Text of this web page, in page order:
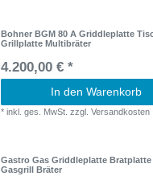
Bohner BGM 80 A Griddleplatte
Grillplatte Multibräter
4.200,00 € *
In den Warenkorb
*inkl. ges. MwSt. zzgl.Versandkosten
Gastro Gas Griddleplatte
Gasgrill Bräter